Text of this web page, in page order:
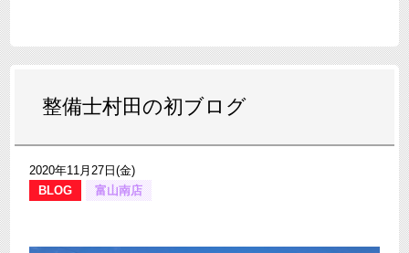
整備士村田の初ブログ
2020年11月27日(金)
BLOG
富山南店